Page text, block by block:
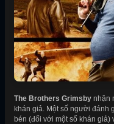
The Brothers Grimsby nhận
khán giả. Một số người đánh
bén (đối với một số khán giả)